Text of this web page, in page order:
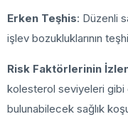
Erken Teşhis: Düzenli
işlev bozukluklarının
Risk Faktörlerinin
kolesterol seviyeleri gibi
bulunabilecek sağlık